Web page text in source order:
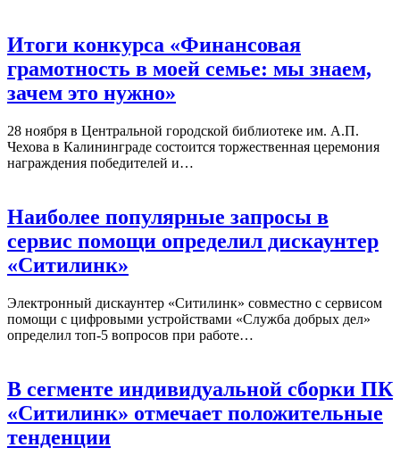
Итоги конкурса «Финансовая
грамотность в моей семье: мы знаем,
зачем это нужно»
28 ноября в Центральной городской библиотеке им. А.П.
Чехова в Калининграде состоится торжественная церемония
награждения победителей и…
Наиболее популярные запросы в
сервис помощи определил дискаунтер
«Ситилинк»
Электронный дискаунтер «Ситилинк» совместно с сервисом
помощи с цифровыми устройствами «Служба добрых дел»
определил топ-5 вопросов при работе…
В сегменте индивидуальной сборки ПК
«Ситилинк» отмечает положительные
тенденции